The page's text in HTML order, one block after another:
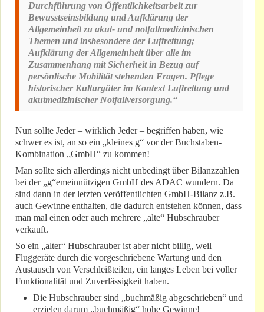
Durchführung von Öffentlichkeitsarbeit zur
Bewusstseinsbildung und Aufklärung der
Allgemeinheit zu akut- und notfallmedizinischen
Themen und insbesondere der Luftrettung;
Aufklärung der Allgemeinheit über alle im
Zusammenhang mit Sicherheit in Bezug auf
persönlische Mobilität stehenden Fragen. Pflege
historischer Kulturgüter im Kontext Luftrettung und
akutmedizinischer Notfallversorgung.“
Nun sollte Jeder – wirklich Jeder – begriffen haben, wie
schwer es ist, an so ein „kleines g“ vor der Buchstaben-
Kombination „GmbH“ zu kommen!
Man sollte sich allerdings nicht unbedingt über Bilanzzahlen
bei der „g“emeinnützigen GmbH des ADAC wundern. Da
sind dann in der letzten veröffentlichten GmbH-Bilanz z.B.
auch Gewinne enthalten, die dadurch entstehen können, dass
man mal einen oder auch mehrere „alte“ Hubschrauber
verkauft.
So ein „alter“ Hubschrauber ist aber nicht billig, weil
Fluggeräte durch die vorgeschriebene Wartung und den
Austausch von Verschleißteilen, ein langes Leben bei voller
Funktionalität und Zuverlässigkeit haben.
Die Hubschrauber sind „buchmäßig abgeschrieben“ und
erzielen darum „buchmäßig“ hohe Gewinne!